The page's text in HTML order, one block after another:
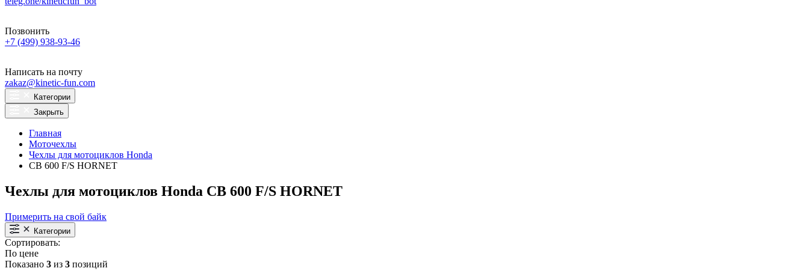
Позвонить
+7 (499) 938-93-46
Написать на почту
zakaz@kinetic-fun.com
Категории
Закрыть
Главная
Моточехлы
Чехлы для мотоциклов Honda
CB 600 F/S HORNET
Чехлы для мотоциклов Honda CB 600 F/S HORNET
Примерить на свой байк
Категории
Сортировать:
По цене
Показано 3 из 3 позиций